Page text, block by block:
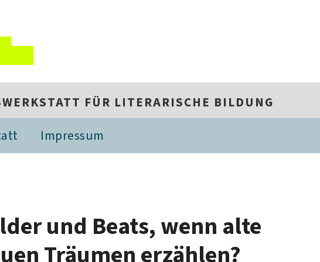
FÜR LITERARISCHE BILDUNG
Impressum
und Beats, wenn alte
Träumen erzählen?